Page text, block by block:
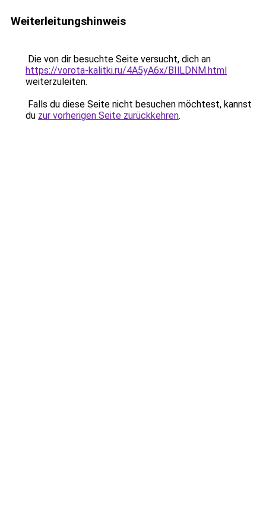
Weiterleitungshinweis
Die von dir besuchte Seite versucht, dich an
https://vorota-kalitki.ru/4A5yA6x/BIlLDNM.html
weiterzuleiten.
Falls du diese Seite nicht besuchen möchtest, kannst
du zur vorherigen Seite zurückkehren.